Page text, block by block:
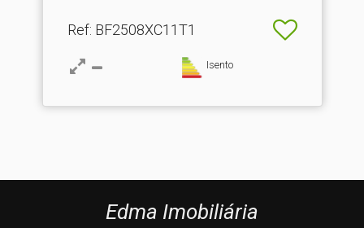
Ref: BF2508XC11T1
Isento
Edma Imobiliária